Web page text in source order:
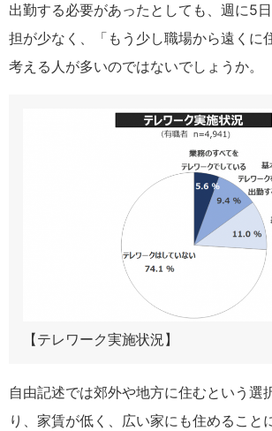
出勤する必要があったとしても、週に5
担が少なく、「もう少し職場から遠くに
考える人が多いのではないでしょうか。
【テレワーク実施状況】
自由記述では郊外や地方に住むという選
り、家賃が低く、広い家にも住めること